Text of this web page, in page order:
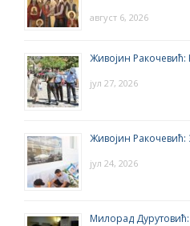
август 6, 2026
Живојин Ракочевић:
јул 27, 2026
Живојин
јул 24, 2026
Милорад